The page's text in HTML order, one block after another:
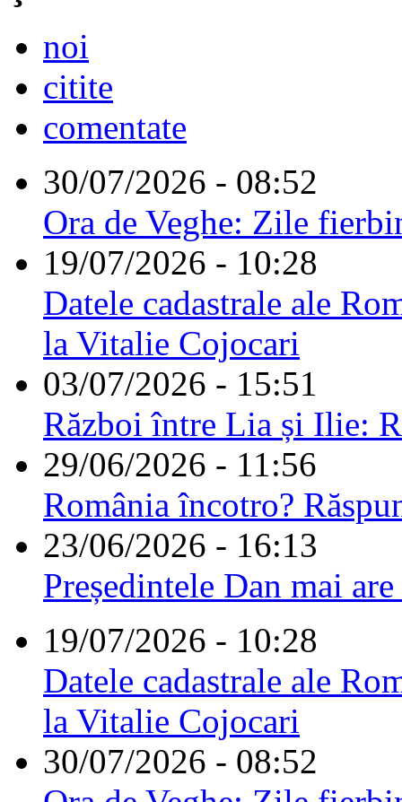
noi
citite
comentate
30/07/2026 - 08:52
Ora de Veghe: Zile
19/07/2026 - 10:28
Datele cadastrale ale
la Vitalie Cojocari
03/07/2026 - 15:51
Război între Lia și Ilie:
29/06/2026 - 11:56
România încotro?
23/06/2026 - 16:13
Președintele Dan mai
19/07/2026 - 10:28
Datele cadastrale ale
la Vitalie Cojocari
30/07/2026 - 08:52